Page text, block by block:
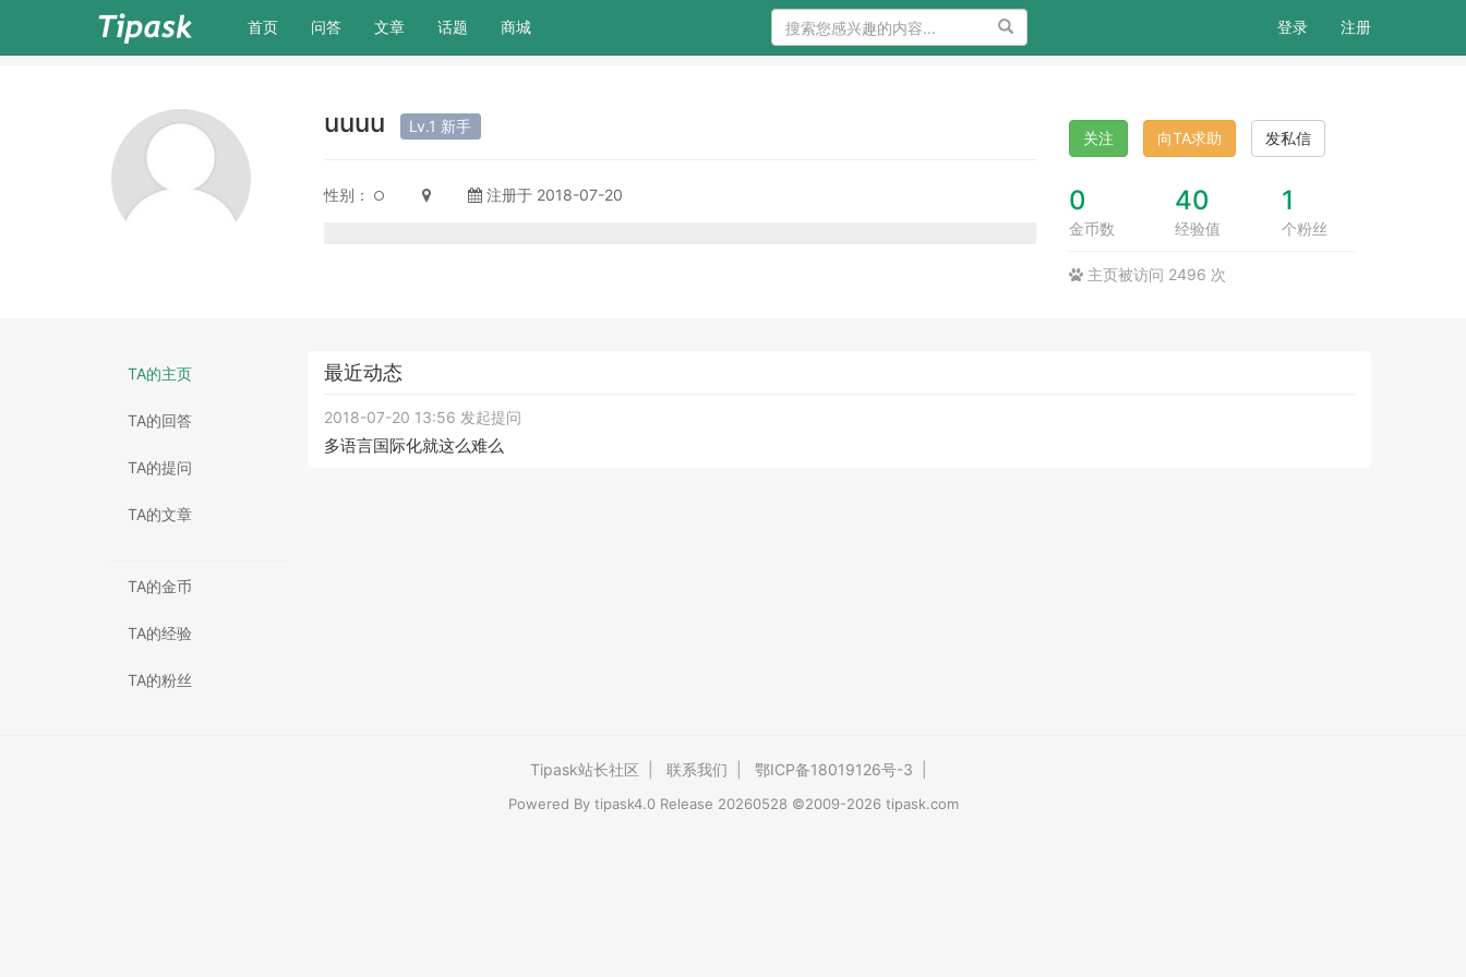
首页(current)
问答 文章 话题 商城 搜索 登录 注册
uuuu Lv.1 新手
性别： 注册于 2018-07-20
关注 向TA求助 发私信
0
金币数
40
经验值
1
个粉丝
主页被访问 2496 次
TA的主页
TA的回答
TA的提问
TA的文章
TA的金币
TA的经验
TA的粉丝
最近动态
2018-07-20 13:56 发起提问
多语言国际化就这么难么
Tipask站长社区 联系我们 鄂ICP备18019126号-3
Powered By tipask4.0Release 20260528 ©2009-2026 tipask.com